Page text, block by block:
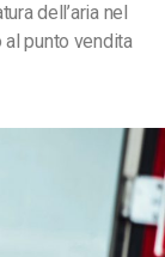
dell’aria nel
punto vendita